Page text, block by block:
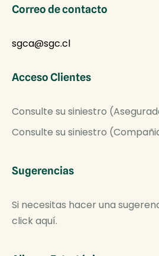
Correo de contacto
sgca@sgc.cl
Acceso Clientes
Consulte su siniestro
Consulte su siniestro
Sugerencias
Si necesitas hacer una
click aquí.